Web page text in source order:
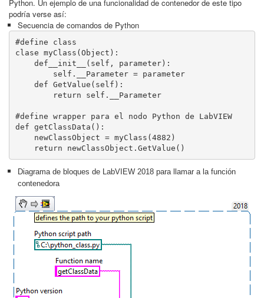
Python. Un ejemplo de una funcionalidad de contenedor de este tipo
podría verse así:
Secuencia de comandos de Python
#define class
clase myClass(Object):
#define wrapper para el nodo Python de LabVIEW
def getClassData():
    return newClassObject.GetValue()
Diagrama de bloques de LabVIEW 2018 para llamar a la función
contenedora